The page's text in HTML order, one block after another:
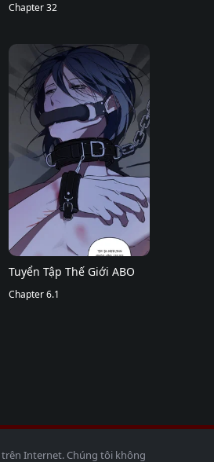
Chapter 32
Tuyển Tập Thế Giới ABO
Chapter 6.1
Internet. Chúng tôi không